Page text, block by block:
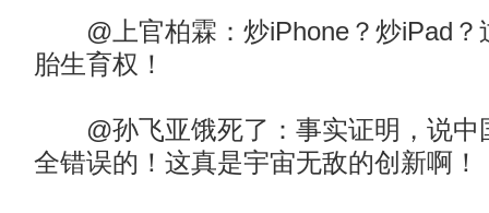
@上官柏霖：炒iPhone？炒iPad？
胎生育权！
@孙飞亚饿死了：事实证明，说中
全错误的！这真是宇宙无敌的创新啊！